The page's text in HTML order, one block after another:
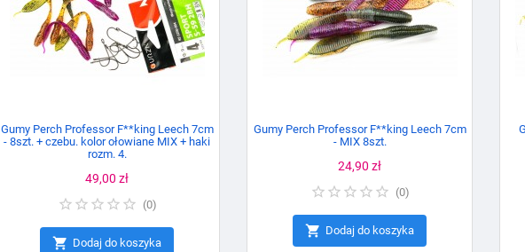
Gumy Perch Professor F**king Leech 7cm
- 8szt. + czebu. kolor ołowiane MIX + haki
rozm. 4.
Cena
49,00 zł
(0)
 Dodaj do koszyka
Gumy Perch Professor F**king Leech 7cm
- MIX 8szt.
Cena
24,90 zł
(0)
 Dodaj do koszyka